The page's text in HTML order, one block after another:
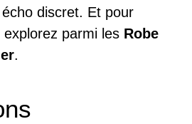
écho discret. Et pour
parmi les Robe
.